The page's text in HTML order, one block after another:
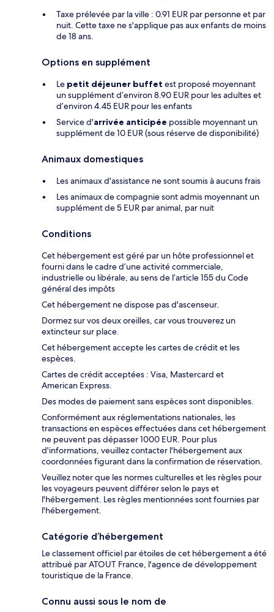
Taxe prélevée par la ville : 0.91 EUR par personne et par
nuit. Cette taxe ne s'applique pas aux enfants de moins
de 18 ans.
Options en supplément
Le petit déjeuner buffet est proposé moyennant
un supplément d’environ 8.90 EUR pour les adultes et
d’environ 4.45 EUR pour les enfants
Service d'arrivée anticipée possible moyennant un
supplément de 10 EUR (sous réserve de disponibilité)
Animaux domestiques
Les animaux d'assistance ne sont soumis à aucuns frais
Les animaux de compagnie sont admis moyennant un
supplément de 5 EUR par animal, par nuit
Conditions
Cet hébergement est géré par un hôte professionnel et
fourni dans le cadre d’une activité commerciale,
industrielle ou libérale, au sens de l’article 155 du Code
général des impôts
Cet hébergement ne dispose pas d'ascenseur.
Dormez sur vos deux oreilles, car vous trouverez un
extincteur sur place.
Cet hébergement accepte les cartes de crédit et les
espèces.
Cartes de crédit acceptées : Visa, Mastercard et
American Express.
Des modes de paiement sans espèces sont disponibles.
Conformément aux réglementations nationales, les
transactions en espèces effectuées dans cet hébergement
ne peuvent pas dépasser 1000 EUR. Pour plus
d'informations, veuillez contacter l'hébergement aux
coordonnées figurant dans la confirmation de réservation.
Veuillez noter que les normes culturelles et les règles pour
les voyageurs peuvent différer selon le pays et
l'hébergement. Les règles mentionnées sont fournies par
l'hébergement.
Catégorie d’hébergement
Le classement officiel par étoiles de cet hébergement a été
attribué par ATOUT France, l'agence de développement
touristique de la France.
Connu aussi sous le nom de